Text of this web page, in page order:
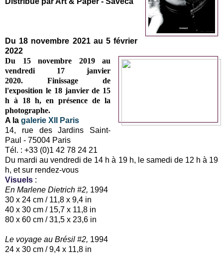
Du 18 novembre 2021 au 5 février
2022
Du 15 novembre 2019 au
vendredi 17 janvier
2020.Finissage de
l'exposition le 18 janvier de 15
h à 18 h, en présence de la
photographe.
A la galerie XII Paris
14, rue des Jardins Saint-
Paul - 75004 Paris
Tél. : +33 (0)1 42 78 24 21
Du mardi au vendredi de 14 h à 19 h, le samedi de 12 h à 19
h, et sur rendez-vous
Visuels :
En Marlene Dietrich #2, 1994
30 x 24 cm / 11,8 x 9,4 in
40 x 30 cm / 15,7 x 11,8 in
80 x 60 cm / 31,5 x 23,6 in
Le voyage au Brésil #2, 1994
24 x 30 cm / 9,4 x 11,8 in